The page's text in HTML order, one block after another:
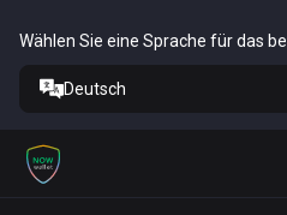
Wählen Sie eine Sprache für das
Deutsch